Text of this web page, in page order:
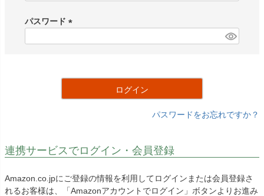
)
パスワード
ログイン
パスワードをお忘れですか？
連携サービスでログイン・会員登録
Amazon.co.jpにご登録の情報を利用してログインまたは会員登録さ
れるお客様は、「Amazonアカウントでログイン」ボタンよりお進み